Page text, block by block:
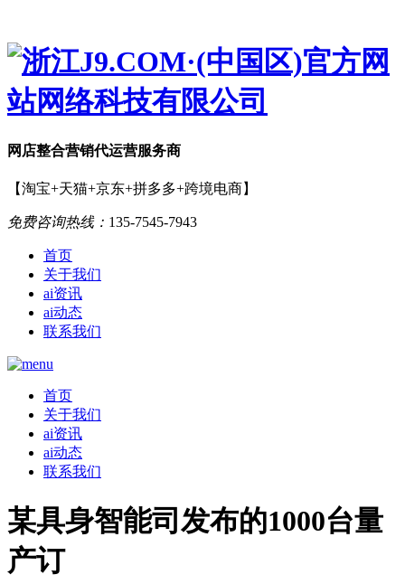
网店整合营销代运营服务商
【淘宝+天猫+京东+拼多多+跨境电商】
免费咨询热线： 135-7545-7943
首页
关于我们
ai资讯
ai动态
联系我们
首页
关于我们
ai资讯
ai动态
联系我们
某具身智能司发布的1000台量
产订